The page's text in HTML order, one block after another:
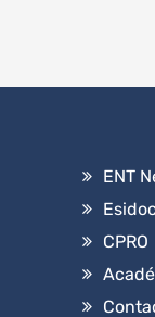
ENT
Esidoc
CPRO